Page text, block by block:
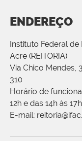
ENDEREÇO
Instituto Federal
Acre (REITORIA)
Via Chico Mendes,
310
Horário de
12h e das 14h às 17h
E-mail: